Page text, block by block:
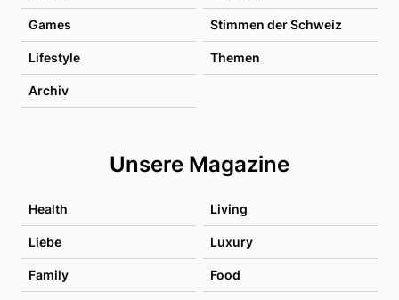
Games Stimmen der Schweiz
Lifestyle Themen
Archiv
Unsere Magazine
Health Living
Liebe Luxury
Family Food